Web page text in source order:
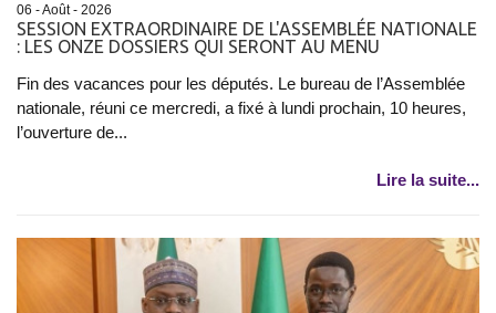
06 - Août - 2026
SESSION EXTRAORDINAIRE DE L'ASSEMBLÉE NATIONALE
: LES ONZE DOSSIERS QUI SERONT AU MENU
Fin des vacances pour les députés. Le bureau de l’Assemblée
nationale, réuni ce mercredi, a fixé à lundi prochain, 10 heures,
l’ouverture de...
Lire la suite...